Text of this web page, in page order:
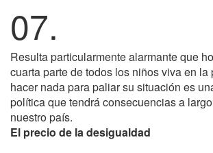
07.
Resulta particularmente alarmante que
cuarta parte de todos los niños viva en la
hacer nada para paliar su situación es
política que tendrá consecuencias a
nuestro país.
El precio de la desigualdad